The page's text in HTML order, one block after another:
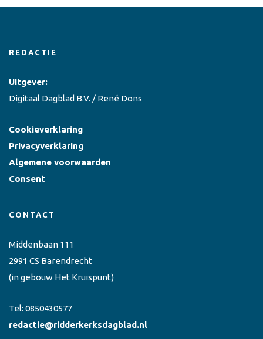
REDACTIE
Uitgever:
Digitaal Dagblad B.V. / René Dons
Cookieverklaring
Privacyverklaring
Algemene voorwaarden
Consent
CONTACT
Middenbaan 111
2991 CS Barendrecht
(in gebouw Het Kruispunt)
Tel: 0850430577
redactie@ridderkerksdagblad.nl